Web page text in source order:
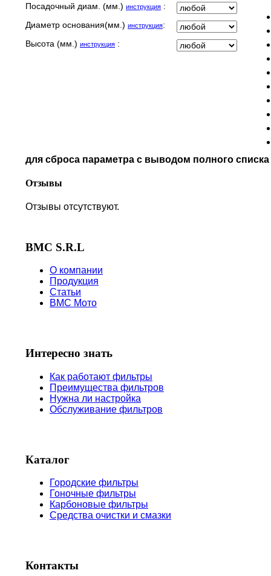
MBK
MOTO GUZZI
TVS
Посадочный диам. (мм.) инструкция :
Диаметр основания(мм.) инструкция:
Высота (мм.) инструкция :
для сброса параметра с выводом полного
Отзывы
Отзывы отсутствуют.
BMC S.R.L
О компании
Продукция
Статьи
BMC Мото
Интересно знать
Как работают фильтры
Преимущества фильтров
Нужна ли настройка
Обслуживание фильтров
Каталог
Городские фильтры
Гоночные фильтры
Карбоновые фильтры
Средства очистки и смазки
Контакты